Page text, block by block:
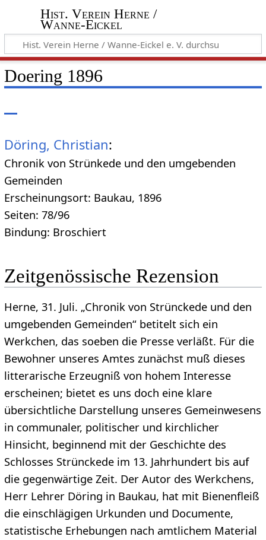
Hist. Verein Herne /
Wanne-Eickel
Doering 1896
Döring, Christian:
Chronik von Strünkede und den umgebenden
Gemeinden
Erscheinungsort: Baukau, 1896
Seiten: 78/96
Bindung: Broschiert
Zeitgenössische Rezension
Herne, 31. Juli. „Chronik von Strünckede und den
umgebenden Gemeinden“ betitelt sich ein
Werkchen, das soeben die Presse verläßt. Für die
Bewohner unseres Amtes zunächst muß dieses
litterarische Erzeugniß von hohem Interesse
erscheinen; bietet es uns doch eine klare
übersichtliche Darstellung unseres Gemeinwesens
in communaler, politischer und kirchlicher
Hinsicht, beginnend mit der Geschichte des
Schlosses Strünckede im 13. Jahrhundert bis auf
die gegenwärtige Zeit. Der Autor des Werkchens,
Herr Lehrer Döring in Baukau, hat mit Bienenfleiß
die einschlägigen Urkunden und Documente,
statistische Erhebungen nach amtlichem Material